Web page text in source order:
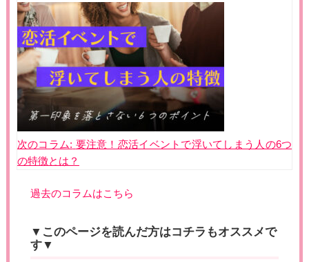
次のコラム: 要注意！恋活イベントで浮いてしまう人の6つ
の特徴とは？
過去のコラムはこちら
▼このページを読んだ方はコチラもオススメで
す▼